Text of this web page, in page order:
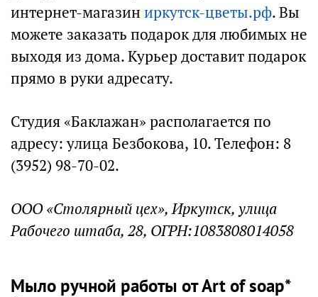
интернет-магазин иркутск-цветы.рф. Вы
можете заказать подарок для любимых не
выходя из дома. Курьер доставит подарок
прямо в руки адресату.
Студия «Баклажан» располагается по
адресу: улица Безбокова, 10. Телефон: 8
(3952) 98-70-02.
ООО «Столярный цех», Иркутск, улица
Рабочего штаба, 28, ОГРН:1083808014058
Мыло ручной работы от Art of soap*